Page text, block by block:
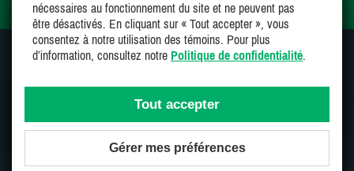
SUIVEZ-NOUS SUR
Une entreprise 100% canadienne et fière de l'être
nécessaires au fonctionnement du site et ne peuvent pas
être désactivés. En cliquant sur « Tout accepter », vous
consentez à notre utilisation des témoins. Pour plus
d’information, consultez notre Politique de confidentialité.
Tout accepter
Gérer mes préférences